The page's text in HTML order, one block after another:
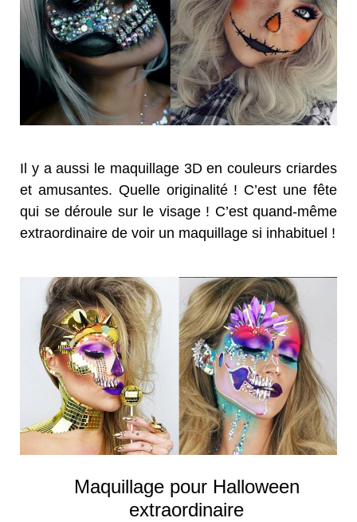
Il y a aussi le maquillage 3D en couleurs criardes
et amusantes. Quelle originalité ! C’est une fête
qui se déroule sur le visage ! C’est quand-même
extraordinaire de voir un maquillage si inhabituel !
Maquillage pour Halloween
extraordinaire